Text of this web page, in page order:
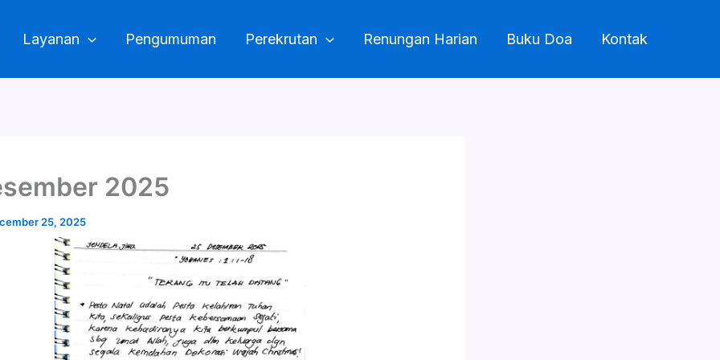
Layanan Pengumuman Perekrutan Renungan Harian Buku Doa Kontak
2025
25, 2025